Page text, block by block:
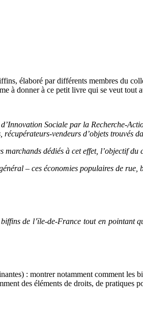
élaboré par différents membres du
à donner à ce petit livre qui se veut tout
Sociale par la Recherche-
vendeurs d’objets trouvés
marchands dédiés à cet effet, l’objectif du
– ces économies populaires de rue,
de l’ïle-de-France tout en pointant
: montrer notamment comment les
des éléments de droits, de pratiques